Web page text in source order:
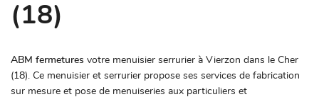
En cochant cette case, vous consentez à recevoir nos propositions commerciales à
l'adresse email indiqué ci-dessus. Vous pouvez vous désinscrire à tout moment en
utilisant le formulaire de désinscription.
(18)
ABM fermetures votre menuisier serrurier à Vierzon dans le Cher
(18). Ce menuisier et serrurier propose ses services de fabrication
sur mesure et pose de menuiseries aux particuliers et